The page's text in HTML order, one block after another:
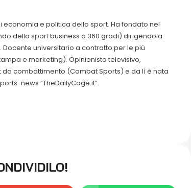
economia e politica dello sport. Ha fondato nel
dello sport business a 360 gradi) dirigendola
universitario a contratto per le più
e marketing). Opinionista televisivo,
combattimento (Combat Sports) e da lì è nata
news “TheDailyCage.it”.